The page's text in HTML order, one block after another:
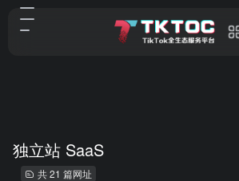
独立站 SaaS
共 21 篇网址